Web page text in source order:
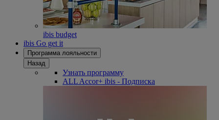
ibis budget
ibis Go get it
Программа лояльности
Назад
Узнать программу
ALL Accor+ ibis - Подписка